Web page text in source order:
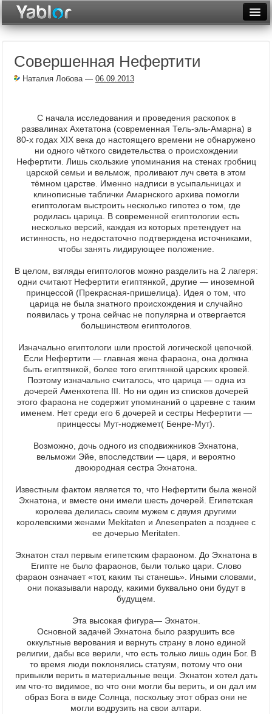
Неделя
Месяц
Архив
Фототоп
Видеотоп
Совершенная Нефертити
Наталия Лобова— 06.09.2013
С начала исследования и проведения раскопок в
развалинах Ахетатона (современная Тель-эль-Амарна) в
80-х годах XIX века до настоящего времени не обнаружено
ни одного чёткого свидетельства о происхождении
Нефертити. Лишь скользкие упоминания на стенах гробниц
царской семьи и вельмож, проливают луч света в этом
тёмном царстве. Именно надписи в усыпальницах и
клинописные таблички Амарнского архива помогли
египтологам выстроить несколько гипотез о том, где
родилась царица. В современной египтологии есть
несколько версий, каждая из которых претендует на
истинность, но недостаточно подтверждена источниками,
чтобы занять лидирующее положение.
В целом, взгляды египтологов можно разделить на 2 лагеря:
одни считают Нефертити египтянкой, другие — иноземной
принцессой (Прекрасная-пришелица). Идея о том, что
царица не была знатного происхождения и случайно
появилась у трона сейчас не популярна и отвергается
большинством египтологов.
Изначально египтологи шли простой логической цепочкой.
Если Нефертити — главная жена фараона, она должна
быть египтянкой, более того египтянкой царских кровей.
Поэтому изначально считалось, что царица — одна из
дочерей Аменхотепа III. Но ни один из списков дочерей
этого фараона не содержит упоминаний о царевне с таким
именем. Нет среди его 6 дочерей и сестры Нефертити —
принцессы Мут-ноджемет( Бенре-Мут).
Возможно, дочь одного из сподвижников Эхнатона,
вельможи Эйе, впоследствии — царя, и вероятно
двоюродная сестра Эхнатона.
Известным фактом является то, что Нефертити была женой
Эхнатона, и вместе они имели шесть дочерей. Египетская
королева делилась своим мужем с двумя другими
королевскими женами Mekitaten и Anesenpaten а позднее с
ее дочерью Meritaten.
Эхнатон стал первым египетским фараоном. До Эхнатона в
Египте не было фараонов, были только цари. Слово
фараон означает «тот, каким ты станешь». Иными словами,
они показывали народу, какими буквально они будут в
будущем.
Эта высокая фигура— Эхнатон.
Основной задачей Эхнатона было разрушить все
оккультные верования и вернуть страну в лоно единой
религии, дабы все верили, что есть только лишь один Бог. В
то время люди поклонялись статуям, потому что они
привыкли верить в материальные вещи. Эхнатон хотел дать
им что-то видимое, во что они могли бы верить, и он дал им
образ Бога в виде Солнца, поскольку этот образ они не
могли водрузить на свои алтари.